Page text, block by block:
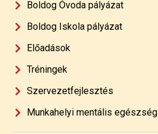
Boldog Óvoda pályázat
Boldog Iskola pályázat
Előadások
Tréningek
Szervezetfejlesztés
Munkahelyi mentális egészség